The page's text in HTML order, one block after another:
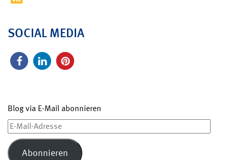
SOCIAL MEDIA
Blog via E-Mail abonnieren
E-
Mail-
Adresse
Abonnieren